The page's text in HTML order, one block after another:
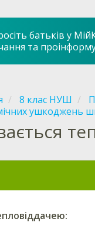
батьків у
та
8 клас НУШ
ушкоджень
: